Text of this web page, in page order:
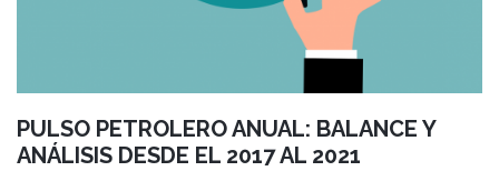
PULSO PETROLERO ANUAL: BALANCE Y
ANÁLISIS DESDE EL 2017 AL 2021